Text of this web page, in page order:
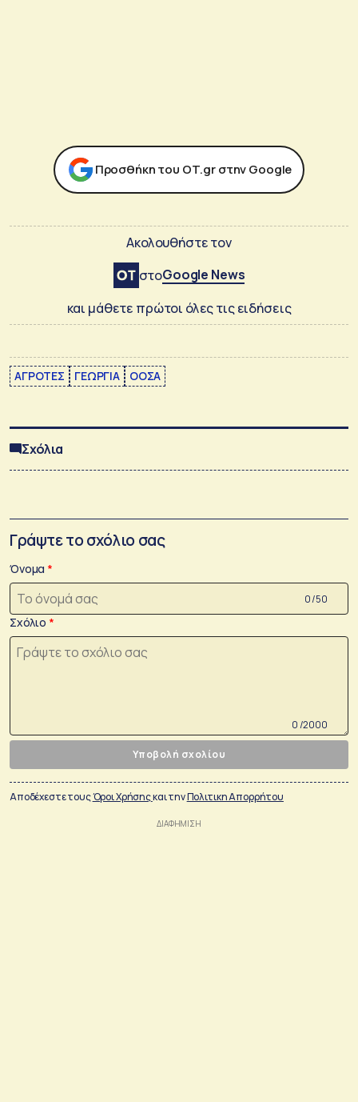
Προσθήκη του ΟΤ.gr στην Google
Ακολουθήστε τον
στοGoogle News
και μάθετε πρώτοι όλες τις ειδήσεις
ΑΓΡΟΤΕΣ ΓΕΩΡΓΙΑ ΟΟΣΑ
Σχόλια
Γράψτε το σχόλιο σας
Όνομα
0 /50
Σχόλιο
0 /2000
Υποβολή σχολίου
Αποδέχεστε τουςΌροι Χρήσηςκαι τηνΠολιτικη Απορρήτου